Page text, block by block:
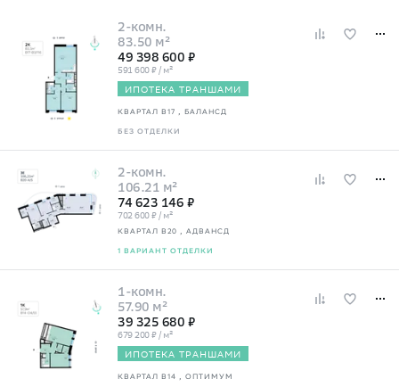
2-комн.
83.50 м²
49 398 600 ₽
591 600 ₽ / м²
ИПОТЕКА ТРАНШАМИ
КВАРТАЛ В17 , БАЛАНСД
БЕЗ ОТДЕЛКИ
2-комн.
106.21 м²
74 623 146 ₽
702 600 ₽ / м²
КВАРТАЛ В20 , АДВАНСД
1 ВАРИАНТ ОТДЕЛКИ
1-комн.
57.90 м²
39 325 680 ₽
679 200 ₽ / м²
ИПОТЕКА ТРАНШАМИ
КВАРТАЛ В14 , ОПТИМУМ